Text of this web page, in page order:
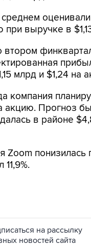
при выручке в
млрд и $1,24 на
компания
акцию. Прогноз
в районе
понизилась
на рассылку
новостей сайта